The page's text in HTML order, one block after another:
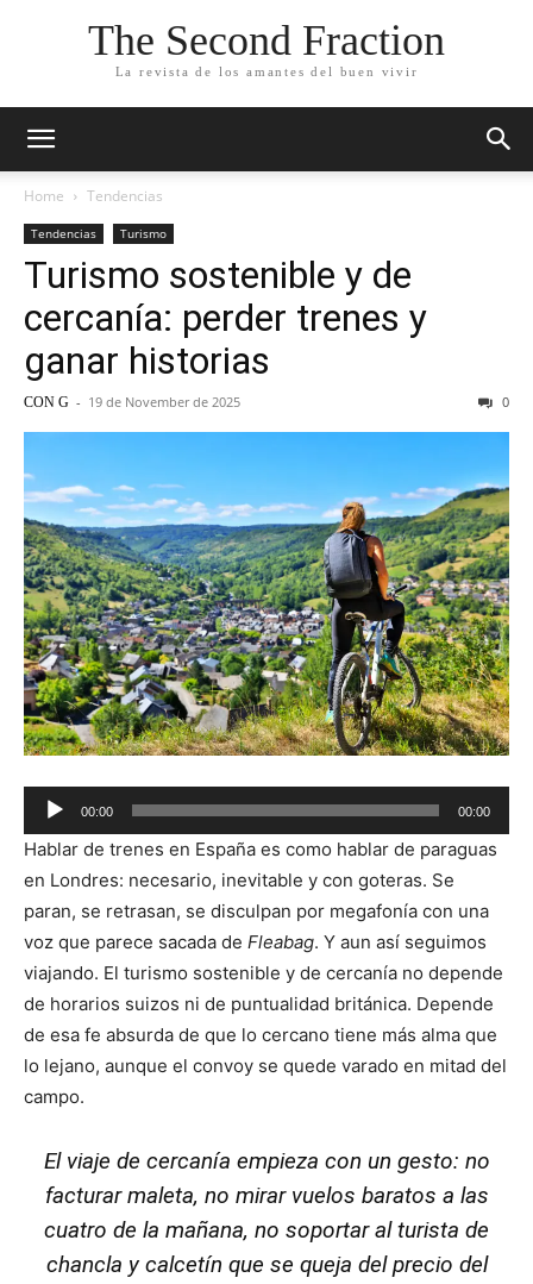
The Second Fraction
La revista de los amantes del buen vivir
Home Tendencias
Tendencias Turismo
Turismo sostenible y de
cercanía: perder trenes y
ganar historias
CON G - 19 de November de 2025 0
Audio
Player
00:00 00:00
Hablar de trenes en España es como hablar de paraguas
en Londres: necesario, inevitable y con goteras. Se
paran, se retrasan, se disculpan por megafonía con una
voz que parece sacada de Fleabag. Y aun así seguimos
viajando. El turismo sostenible y de cercanía no depende
de horarios suizos ni de puntualidad británica. Depende
de esa fe absurda de que lo cercano tiene más alma que
lo lejano, aunque el convoy se quede varado en mitad del
campo.
El viaje de cercanía empieza con un gesto: no
facturar maleta, no mirar vuelos baratos a las
cuatro de la mañana, no soportar al turista de
chancla y calcetín que se queja del precio del